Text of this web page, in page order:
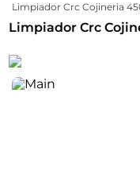
Limpiador Crc Cojineria
Limpiador Crc